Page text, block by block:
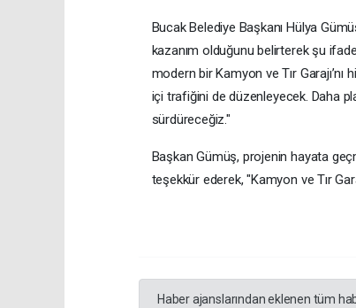
Bucak Belediye Başkanı Hülya
kazanım olduğunu belirterek şu
modern bir Kamyon ve Tır
içi trafiğini de düzenleyecek. Daha
sürdüreceğiz."
Başkan Gümüş, projenin hayata
teşekkür ederek, "Kamyon ve Tır
Haber ajanslarından eklenen tüm